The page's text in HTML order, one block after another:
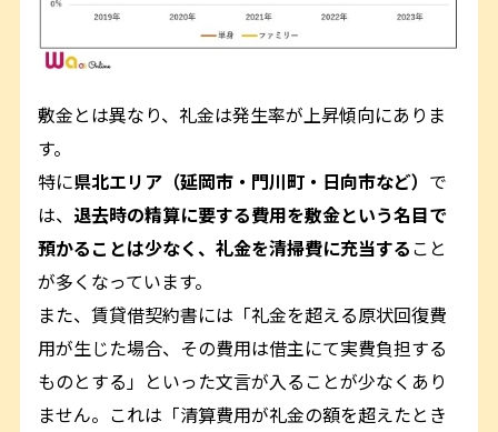
敷金とは異なり、礼金は発生率が上昇傾向にありま
す。
特に県北エリア（延岡市・門川町・日向市など） で
は、 退去時の精算に要する費用を敷金という名目で
預かることは少なく、礼金を清掃費に充当すること
が多くなっています。
また、賃貸借契約書には「礼金を超える原状回復費
用が生じた場合、その費用は借主にて実費負担する
ものとする」といった文言が入ることが少なくあり
ません。これは「清算費用が礼金の額を超えたとき